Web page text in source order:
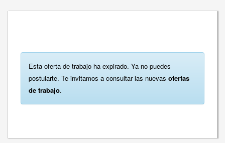
Esta oferta de trabajo ha expirado. Ya no puedes
postularte. Te invitamos a consultar las nuevas ofertas
de trabajo.